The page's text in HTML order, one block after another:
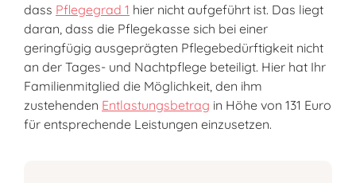
dass Pflegegrad 1 hier nicht aufgeführt ist. Das liegt
daran, dass die Pflegekasse sich bei einer
geringfügig ausgeprägten Pflegebedürftigkeit nicht
an der Tages- und Nachtpflege beteiligt. Hier hat Ihr
Familienmitglied die Möglichkeit, den ihm
zustehenden Entlastungsbetrag in Höhe von 131 Euro
für entsprechende Leistungen einzusetzen.